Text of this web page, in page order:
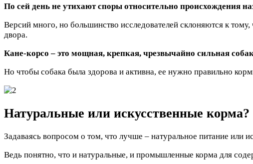
По сей день не утихают споры относительно происхождения
Версий много, но большинство исследователей склоняются к
двора.
Кане-корсо – это мощная, крепкая, чрезвычайно сильная
Но чтобы собака была здорова и активна, ее нужно правильно
Натуральные или искусственные корма?
Задаваясь вопросом о том, что лучше – натуральное питание или
Ведь понятно, что и натуральные, и промышленные корма для